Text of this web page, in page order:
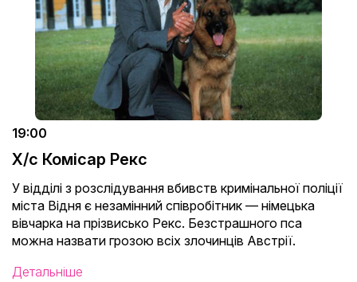
19:00
Х/с Комісар Рекс
У відділі з розслідування вбивств кримінальної поліції
міста Відня є незамінний співробітник — німецька
вівчарка на прізвисько Рекс. Безстрашного пса
можна назвати грозою всіх злочинців Австрії.
Детальніше